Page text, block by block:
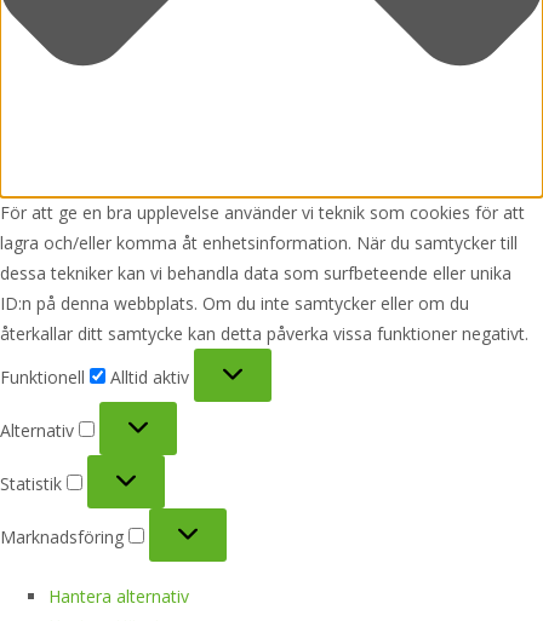
För att ge en bra upplevelse använder vi teknik som cookies för att
lagra och/eller komma åt enhetsinformation. När du samtycker till
dessa tekniker kan vi behandla data som surfbeteende eller unika
ID:n på denna webbplats. Om du inte samtycker eller om du
återkallar ditt samtycke kan detta påverka vissa funktioner negativt.
Funktionell
Alltid aktiv
Alternativ
Statistik
Marknadsföring
Hantera alternativ